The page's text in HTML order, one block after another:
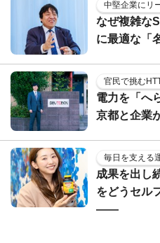
中堅企業にリ
なぜ複雑な
に最適な「
官民で挑む
電力を「へ
京都と企業
毎日を支える
成果を出し
をどうセル
——